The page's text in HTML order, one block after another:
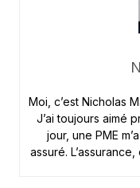
Moi, c’est Nicholas
J’ai toujours aimé
jour, une PME
assuré.